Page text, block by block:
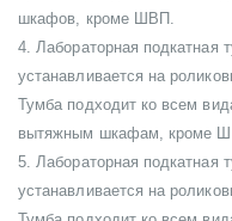
шкафов, кроме ШВП.
4. Лабораторная подкатная
устанавливается на
Тумба подходит ко всем
вытяжным шкафам, кроме
5. Лабораторная
устанавливается на